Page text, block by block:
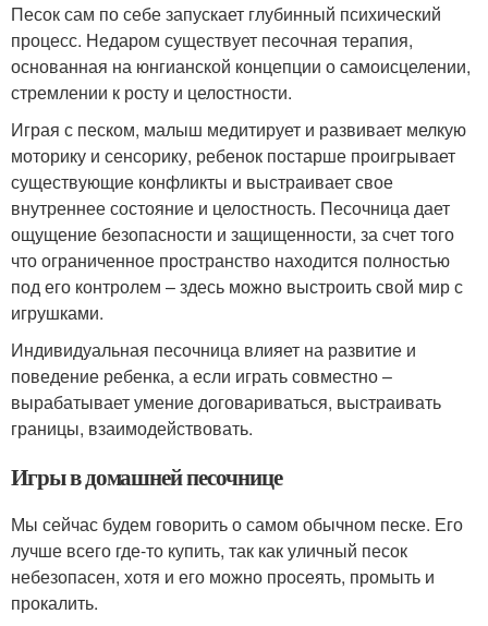
Песок сам по себе запускает глубинный психический
процесс. Недаром существует песочная терапия,
основанная на юнгианской концепции о самоисцелении,
стремлении к росту и целостности.
Играя с песком, малыш медитирует и развивает мелкую
моторику и сенсорику, ребенок постарше проигрывает
существующие конфликты и выстраивает свое
внутреннее состояние и целостность. Песочница дает
ощущение безопасности и защищенности, за счет того
что ограниченное пространство находится полностью
под его контролем – здесь можно выстроить свой мир с
игрушками.
Индивидуальная песочница влияет на развитие и
поведение ребенка, а если играть совместно –
вырабатывает умение договариваться, выстраивать
границы, взаимодействовать.
Игры в домашней песочнице
Мы сейчас будем говорить о самом обычном песке. Его
лучше всего где-то купить, так как уличный песок
небезопасен, хотя и его можно просеять, промыть и
прокалить.